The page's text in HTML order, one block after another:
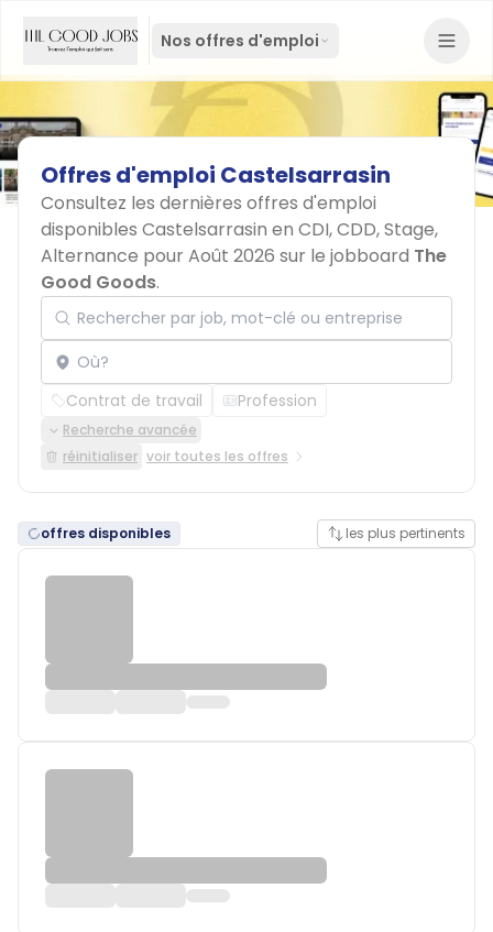
Nos offres d'emploi
Offresd'emploi Castelsarrasin
Consultez les dernières offres d'emploi
disponibles Castelsarrasin en CDI, CDD, Stage,
Alternance pour Août 2026 sur le jobboard The
Good Goods.
Rechercher par job, mot-clé ou entreprise
Localisation
Contrat de travail Profession
Recherche avancée
réinitialiser voir toutes les offres
offres disponibles les plus pertinents